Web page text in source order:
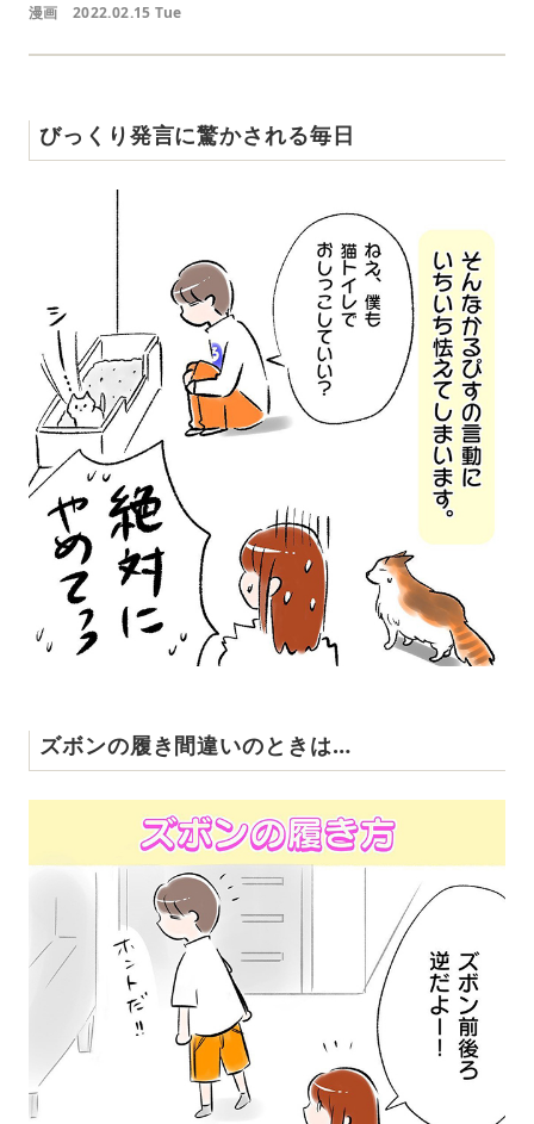
漫画 2022.02.15 Tue
びっくり発言に驚かされる毎日
ズボンの履き間違いのときは…